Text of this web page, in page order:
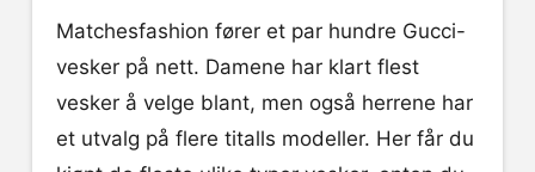
Matchesfashion fører et par hundre Gucci-
vesker på nett. Damene har klart flest
vesker å velge blant, men også herrene har
et utvalg på flere titalls modeller. Her får du